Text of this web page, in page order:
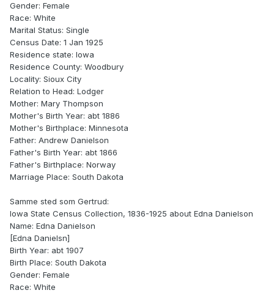
Gender: Female
Race: White
Marital Status: Single
Census Date: 1 Jan 1925
Residence state: Iowa
Residence County: Woodbury
Locality: Sioux City
Relation to Head: Lodger
Mother: Mary Thompson
Mother's Birth Year: abt 1886
Mother's Birthplace: Minnesota
Father: Andrew Danielson
Father's Birth Year: abt 1866
Father's Birthplace: Norway
Marriage Place: South Dakota
Samme sted som Gertrud:
Iowa State Census Collection, 1836-1925 about Edna Danielson
Name: Edna Danielson
[Edna Danielsn]
Birth Year: abt 1907
Birth Place: South Dakota
Gender: Female
Race: White